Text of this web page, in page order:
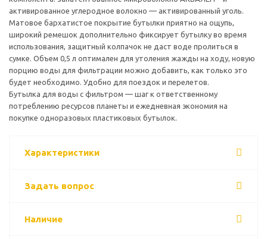
активированное углеродное волокно — активированный уголь.
Матовое бархатистое покрытие бутылки приятно на ощупь,
широкий ремешок дополнительно фиксирует бутылку во время
использования, защитный колпачок не даст воде пролиться в
сумке. Объем 0,5 л оптимален для утоления жажды на ходу, новую
порцию воды для фильтрации можно добавить, как только это
будет необходимо. Удобно для поездок и перелетов.
Бутылка для воды с фильтром — шаг к ответственному
потреблению ресурсов планеты и ежедневная экономия на
покупке одноразовых пластиковых бутылок.
Характеристики
Задать вопрос
Наличие